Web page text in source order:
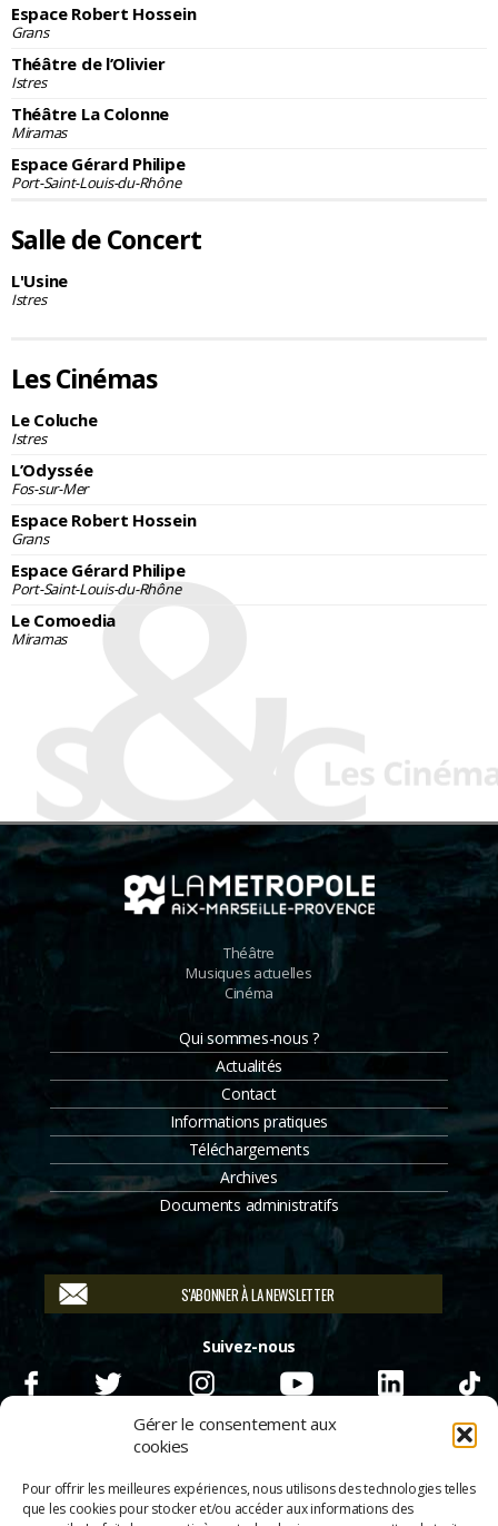
Gérer le consentement aux
cookies
Pour offrir les meilleures expériences, nous utilisons des technologies telles
que les cookies pour stocker et/ou accéder aux informations des
Espace Robert Hossein
Grans
Théâtre de l’Olivier
Istres
Théâtre La Colonne
Miramas
Espace Gérard Philipe
Port-Saint-Louis-du-Rhône
Salle de Concert
L'Usine
Istres
Les Cinémas
Le Coluche
Istres
L’Odyssée
Fos-sur-Mer
Espace Robert Hossein
Grans
Espace Gérard Philipe
Port-Saint-Louis-du-Rhône
Le Comoedia
Miramas
Théâtre
Musiques actuelles
Cinéma
Qui sommes-nous ?
Actualités
Contact
Informations pratiques
Téléchargements
Archives
Documents administratifs
S'ABONNER À LA NEWSLETTER
Suivez-nous